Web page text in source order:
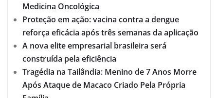
Medicina Oncológica
Proteção em ação: vacina contra a dengue
reforça eficácia após três semanas da aplicação
A nova elite empresarial brasileira será
construída pela eficiência
Tragédia na Tailândia: Menino de 7 Anos Morre
Após Ataque de Macaco Criado Pela Própria